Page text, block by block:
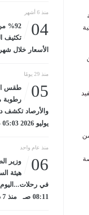
من
وفرت أكثر من 3500 فرصة
منذ 6 أشهر
04
تكثيف
الأسعار خلال
منذ 29 يومًا
05
رطوبة
يوليو 2026 05:03 صـ
منذ عام واحد
06
وزير
هيئة
08:11 صـ منذ 7 دقائق